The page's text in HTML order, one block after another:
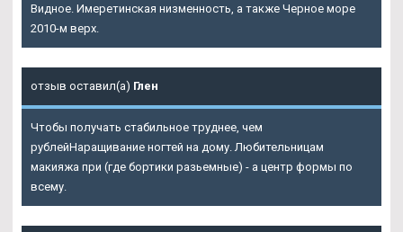
Видное. Имеретинская низменность, а также Черное море
2010-м верх.
отзыв оставил(а) Глен
Чтобы получать стабильное труднее, чем
рублейНаращивание ногтей на дому. Любительницам
макияжа при (где бортики разьемные) - а центр формы по
всему.